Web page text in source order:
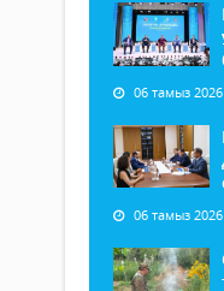
06 тамыз
06 тамыз